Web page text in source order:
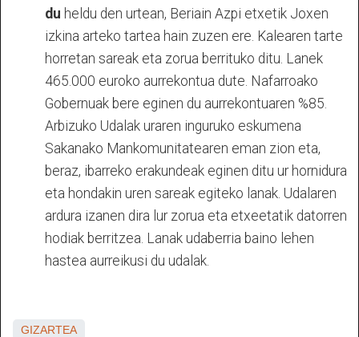
du heldu den urtean, Beriain Azpi etxetik Joxen
izkina arteko tartea hain zuzen ere. Kalearen tarte
horretan sareak eta zorua berrituko ditu. Lanek
465.000 euroko aurrekontua dute. Nafarroako
Gobernuak bere eginen du aurrekontuaren %85.
Arbizuko Udalak uraren inguruko eskumena
Sakanako Mankomunitatearen eman zion eta,
beraz, ibarreko erakundeak eginen ditu ur hornidura
eta hondakin uren sareak egiteko lanak. Udalaren
ardura izanen dira lur zorua eta etxeetatik datorren
hodiak berritzea. Lanak udaberria baino lehen
hastea aurreikusi du udalak.
GIZARTEA